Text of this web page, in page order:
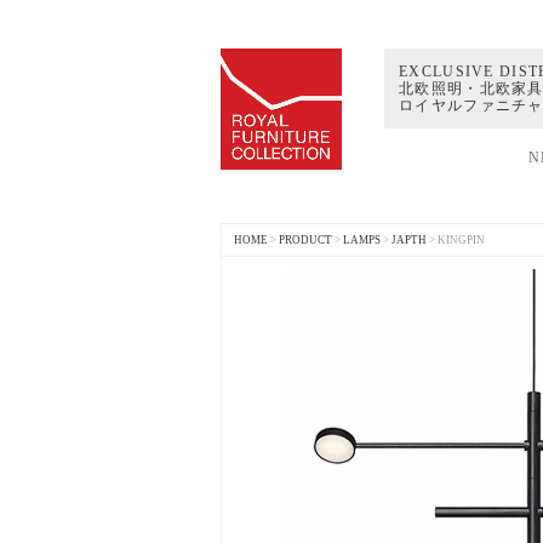
EXCLUSIVE
北欧照明・北欧家
ロイヤルファニチ
HOME > PRODUCT > LAMPS > JAPTH > KINGPIN